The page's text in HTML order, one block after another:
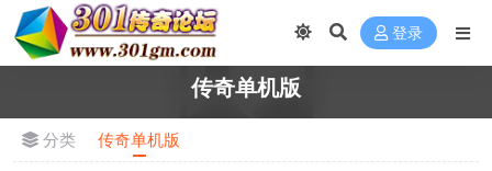
登录
传奇单机版
分类
传奇单机版